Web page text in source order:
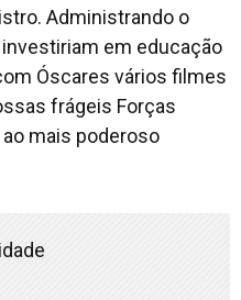
Administrando o
em educação
Óscares vários filmes
frágeis Forças
mais poderoso